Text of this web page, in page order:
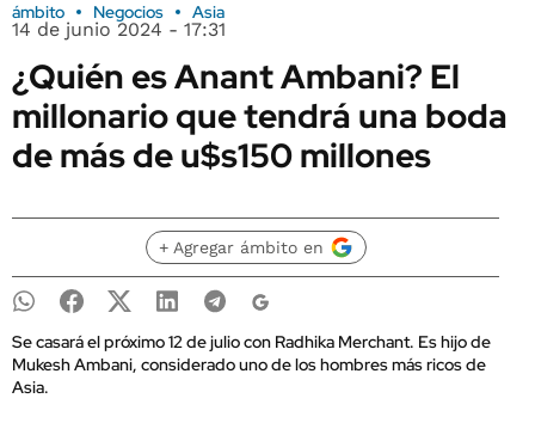
ámbito Negocios Asia
14 de junio 2024 - 17:31
¿Quién es Anant Ambani? El
millonario que tendrá una boda
de más de u$s150 millones
+ Agregar ámbito en
Se casará el próximo 12 de julio con Radhika Merchant. Es hijo de
Mukesh Ambani, considerado uno de los hombres más ricos de
Asia.